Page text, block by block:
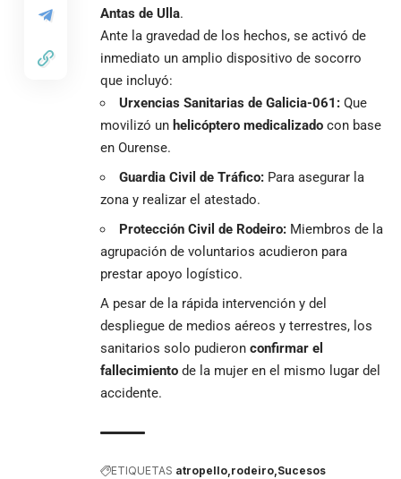
Antas de Ulla.
Ante la gravedad de los hechos, se activó de
inmediato un amplio dispositivo de socorro
que incluyó:
Urxencias Sanitarias de Galicia-061: Que
movilizó un helicóptero medicalizado con base
en Ourense.
Guardia Civil de Tráfico: Para asegurar la
zona y realizar el atestado.
Protección Civil de Rodeiro: Miembros de la
agrupación de voluntarios acudieron para
prestar apoyo logístico.
A pesar de la rápida intervención y del
despliegue de medios aéreos y terrestres, los
sanitarios solo pudieron confirmar el
fallecimiento de la mujer en el mismo lugar del
accidente.
ETIQUETAS atropello rodeiro Sucesos